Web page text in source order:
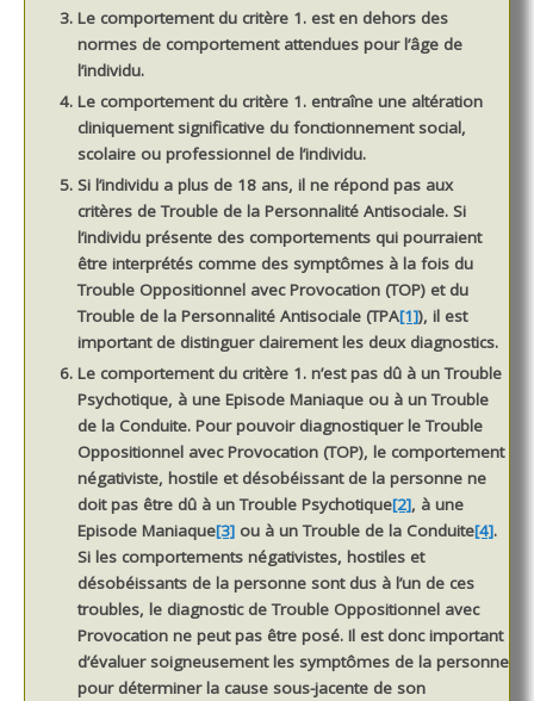
Le comportement du critère 1. est en dehors des
normes de comportement attendues pour l’âge de
l’individu.
Le comportement du critère 1. entraîne une altération
cliniquement significative du fonctionnement social,
scolaire ou professionnel de l’individu.
Si l’individu a plus de 18 ans, il ne répond pas aux
critères de Trouble de la Personnalité Antisociale. Si
l’individu présente des comportements qui pourraient
être interprétés comme des symptômes à la fois du
Trouble Oppositionnel avec Provocation (TOP) et du
Trouble de la Personnalité Antisociale (TPA[1]), il est
important de distinguer clairement les deux diagnostics.
Le comportement du critère 1. n’est pas dû à un Trouble
Psychotique, à une Episode Maniaque ou à un Trouble
de la Conduite. Pour pouvoir diagnostiquer le Trouble
Oppositionnel avec Provocation (TOP), le comportement
négativiste, hostile et désobéissant de la personne ne
doit pas être dû à un Trouble Psychotique[2], à une
Episode Maniaque[3]ou à un Trouble de la Conduite[4].
Si les comportements négativistes, hostiles et
désobéissants de la personne sont dus à l’un de ces
troubles, le diagnostic de Trouble Oppositionnel avec
Provocation ne peut pas être posé. Il est donc important
d’évaluer soigneusement les symptômes de la personne
pour déterminer la cause sous-jacente de son